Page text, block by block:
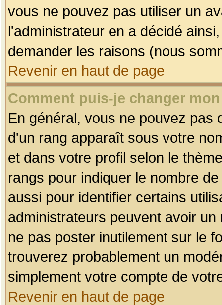
vous ne pouvez pas utiliser un
l'administrateur en a décidé
demander les raisons (nous
Revenir en haut de page
Comment puis-je changer
En général, vous ne pouvez pas
d'un rang apparaît sous votre
et dans votre profil selon le
rangs pour indiquer le nombre
aussi pour identifier certains
administrateurs peuvent avoir
ne pas poster inutilement sur le
trouverez probablement un
simplement votre compte de
Revenir en haut de page